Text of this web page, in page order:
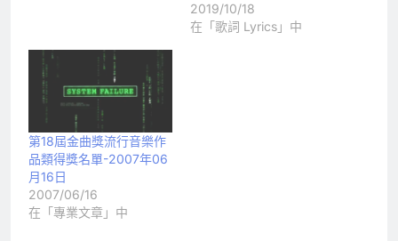
2019/10/18
在「歌詞 Lyrics」中
第18屆金曲獎流行音樂作
品類得獎名單-2007年06
月16日
2007/06/16
在「專業文章」中